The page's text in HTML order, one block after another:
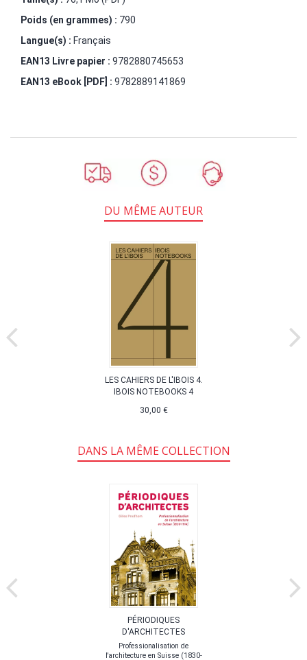
Poids (en grammes) : 790
Langue(s) : Français
EAN13 Livre papier : 9782880745653
EAN13 eBook [PDF] : 9782889141869
DU MÊME AUTEUR
LES CAHIERS DE L'IBOIS 4.
IBOIS NOTEBOOKS 4
30,00 €
DANS LA MÊME COLLECTION
PÉRIODIQUES
D'ARCHITECTES
Professionalisation de
l'architecture en Suisse (1830-